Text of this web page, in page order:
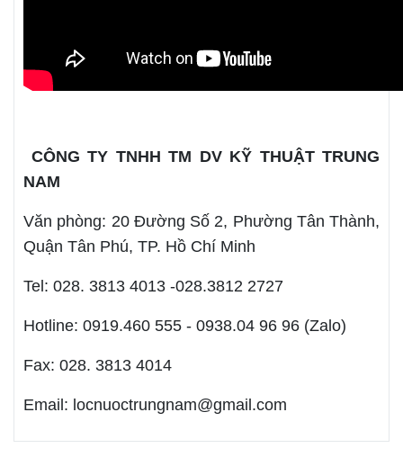
CÔNG TY TNHH TM DV KỸ THUẬT TRUNG
NAM
Văn phòng: 20 Đường Số 2, Phường Tân Thành,
Quận Tân Phú, TP. Hồ Chí Minh
Tel: 028. 3813 4013 -028.3812 2727
Hotline: 0919.460 555 - 0938.04 96 96 (Zalo)
Fax: 028. 3813 4014
Email: locnuoctrungnam@gmail.com